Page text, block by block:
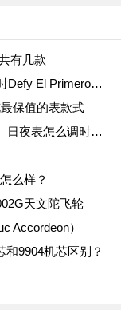
有几款
秒针10秒一圈的腕表有哪些品牌？真力时Defy El Primero 21
保值的表款式
万宝龙宝曦系列表推出万年历、全日历、日夜表怎么调时间？
么样？
天文陀飞轮
Accordeon）
9904机芯区别？